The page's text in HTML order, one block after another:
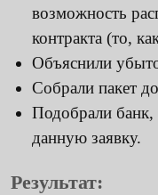
возможность
контракта (то,
Объяснили
Собрали пакет
Подобрали банк,
данную заявку.
Результат: